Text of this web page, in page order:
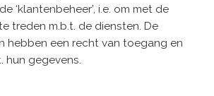
‘klantenbeheer’, i.e. om met de
treden m.b.t. de diensten. De
hebben een recht van toegang en
hun gegevens.